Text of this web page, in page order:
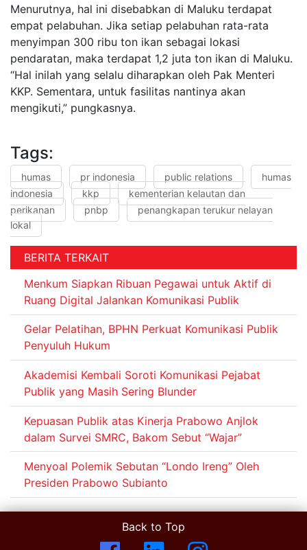
Menurutnya, hal ini disebabkan di Maluku terdapat
empat pelabuhan. Jika setiap pelabuhan rata-rata
menyimpan 300 ribu ton ikan sebagai lokasi
pendaratan, maka terdapat 1,2 juta ton ikan di Maluku.
“Hal inilah yang selalu diharapkan oleh Pak Menteri
KKP. Sementara, untuk fasilitas nantinya akan
mengikuti,” pungkasnya.
Tags:
humas pr indonesia public relations
humas
indonesia
kkp
kementerian kelautan dan
perikanan
pnbp
penangkapan terukur nelayan
lokal
BERITA TERKAIT
Menkum Siapkan Ribuan Pegawai untuk Aktif di
Ruang Digital Jalankan Komunikasi Publik
Gelar Pelatihan, BPHN Perkuat Komunikasi Publik
Penyuluh Hukum
Akademisi Kembali Soroti Komunikasi Pejabat
Publik yang Masih Sering Blunder
Kepuasan Publik atas Kinerja Prabowo Anjlok
dalam Survei SMRC, Bakom Sebut “Wajar”
Menyoal Polemik Sebutan “Londo Ireng” Oleh
Presiden Prabowo Subianto
Back to Top